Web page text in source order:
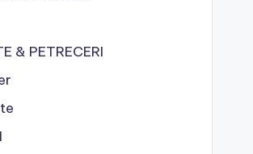
& PETRECERI